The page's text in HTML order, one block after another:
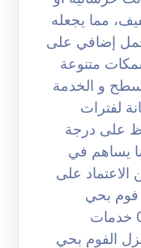
مما يجعله
حمل إضافي على
متنوعة
و الخدمة
لفترات
على درجة
يساهم في
الاعتماد على
فوم بحي
النرجس الرياض 0508251950 خدمات
الفوم بحي